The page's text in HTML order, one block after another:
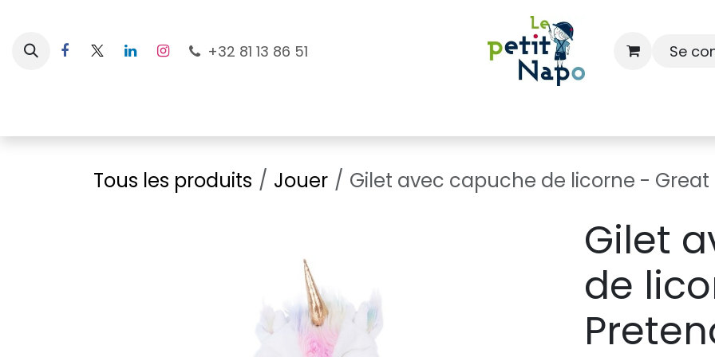
+32 81 13 86 51 Se
Tous les produits Jouer Gilet avec capuche de licorne - Great
Gilet
de